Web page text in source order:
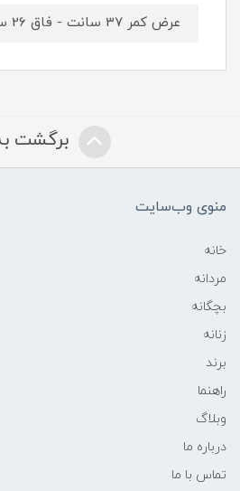
عرض کمر 37 سانت - فاق 26 سانت
برگشت
منوی وب‌سایت
خانه
مردانه
بچگانه
زنانه
برند
راهنما
وبلاگ
درباره ما
تماس با ما